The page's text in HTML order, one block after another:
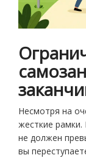
Несмотря на
жесткие рамки.
не должен
вы